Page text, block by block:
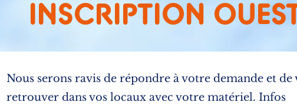
INSCRIPTION
Nous serons ravis de répondre à votre demande et de
retrouver dans vos locaux avec votre matériel. Infos